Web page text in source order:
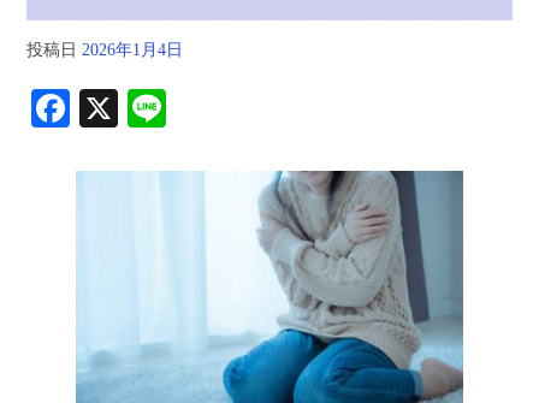
投稿日 2026年1月4日
Fa
bo
X